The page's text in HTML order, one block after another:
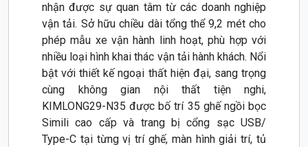
nhận được sự quan tâm từ các doanh nghiệp
vận tải. Sở hữu chiều dài tổng thể 9,2 mét cho
phép mẫu xe vận hành linh hoạt, phù hợp với
nhiều loại hình khai thác vận tải hành khách. Nổi
bật với thiết kế ngoại thất hiện đại, sang trọng
cùng không gian nội thất tiện nghi,
KIMLONG29-N35 được bố trí 35 ghế ngồi bọc
Simili cao cấp và trang bị cổng sạc USB/
Type-C tại từng vị trí ghế, màn hình giải trí, tủ